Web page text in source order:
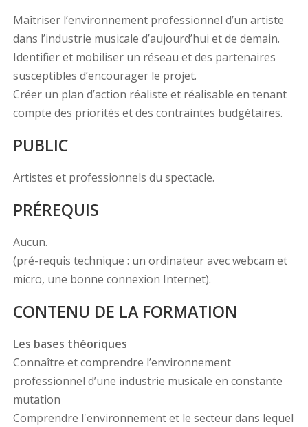
Maîtriser l’environnement professionnel d’un artiste
dans l’industrie musicale d’aujourd’hui et de demain.
Identifier et mobiliser un réseau et des partenaires
susceptibles d’encourager le projet.
Créer un plan d’action réaliste et réalisable en tenant
compte des priorités et des contraintes budgétaires.
PUBLIC
Artistes et professionnels du spectacle.
PRÉREQUIS
Aucun.
(pré-requis technique : un ordinateur avec webcam et
micro, une bonne connexion Internet).
CONTENU DE LA FORMATION
Les bases théoriques
Connaître et comprendre l’environnement
professionnel d’une industrie musicale en constante
mutation
Comprendre l'environnement et le secteur dans lequel